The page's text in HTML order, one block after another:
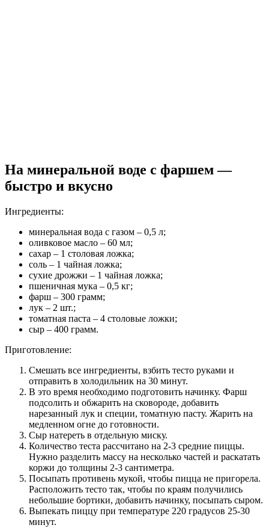
На минеральной воде с фаршем —
быстро и вкусно
Ингредиенты:
минеральная вода с газом – 0,5 л;
оливковое масло – 60 мл;
сахар – 1 столовая ложка;
соль – 1 чайная ложка;
сухие дрожжи – 1 чайная ложка;
пшеничная мука – 0,5 кг;
фарш – 300 грамм;
лук – 2 шт.;
томатная паста – 4 столовые ложки;
сыр – 400 грамм.
Приготовление:
Смешать все ингредиенты, взбить тесто руками и
отправить в холодильник на 30 минут.
В это время необходимо подготовить начинку. Фарш
подсолить и обжарить на сковороде, добавить
нарезанный лук и специи, томатную пасту. Жарить на
медленном огне до готовности.
Сыр натереть в отдельную миску.
Количество теста рассчитано на 2-3 средние пиццы.
Нужно разделить массу на несколько частей и раскатать
коржи до толщины 2-3 сантиметра.
Посыпать противень мукой, чтобы пицца не пригорела.
Расположить тесто так, чтобы по краям получились
небольшие бортики, добавить начинку, посыпать сыром.
Выпекать пиццу при температуре 220 градусов 25-30
минут.